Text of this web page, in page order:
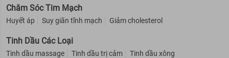
Chăm Sóc Tim Mạch
Huyết áp Suy giãn tĩnh mạch Giảm cholesterol
Tinh Dầu Các Loại
Tinh dầu massage Tinh dầu trị cảm Tinh dầu xông